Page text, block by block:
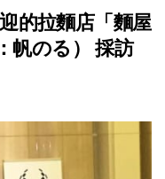
的拉麵店「麵屋
帆のる） 採訪